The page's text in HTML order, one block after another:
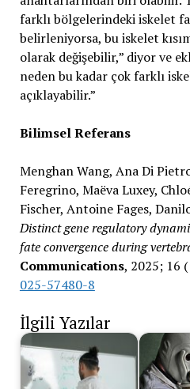
farklı bölgelerindeki iskelet
belirleniyorsa, bu iskelet
olarak değişebilir,” diyor ve
neden bu kadar çok farklı
açıklayabilir.”
Bilimsel Referans
Menghan Wang, Ana Di
Feregrino, Maëva Luxey,
Fischer, Antoine Fages,
Distinct gene regulatory
fate convergence during
Communications, 2025; 16
025-57480-8
İlgili Yazılar